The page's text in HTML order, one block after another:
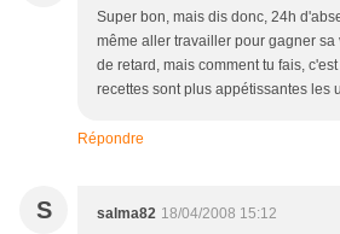
Super bon, mais dis donc, 24h
même aller travailler pour gagner sa
de retard, mais comment tu fais,
recettes sont plus appétissantes les
Répondre
S salma82 18/04/2008 15:12